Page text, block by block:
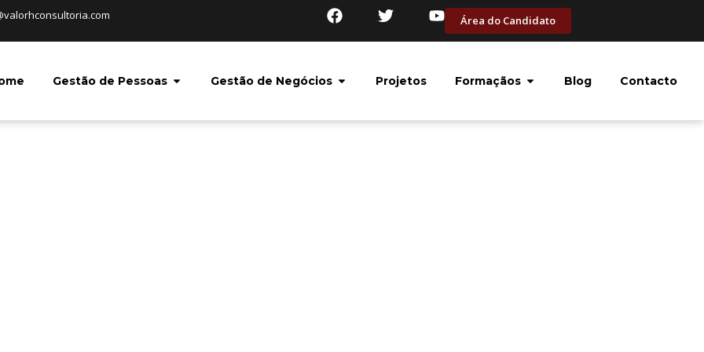
Área do Candidato
Gestão de Pessoas Gestão de Negócios Projetos Formaçãos Blog Contacto